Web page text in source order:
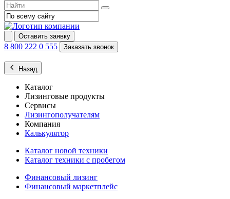
Оставить заявку
8 800 222 0 555 Заказать звонок
Назад
Каталог
Лизинговые продукты
Сервисы
Лизингополучателям
Компания
Калькулятор
Каталог новой техники
Каталог техники с пробегом
Финансовый лизинг
Финансовый маркетплейс